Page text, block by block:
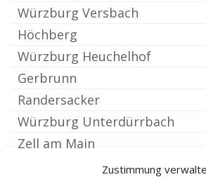
Zustimmung
Würzburg Versbach
Höchberg
Würzburg Heuchelhof
Gerbrunn
Randersacker
Würzburg Unterdürrbach
Zell am Main
Veitshöchheim